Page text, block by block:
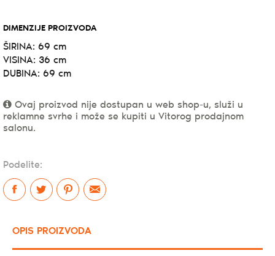
DIMENZIJE PROIZVODA
ŠIRINA: 69 cm
VISINA: 36 cm
DUBINA: 69 cm
Ovaj proizvod nije dostupan u web shop-u, služi u
reklamne svrhe i može se kupiti u Vitorog prodajnom
salonu.
Podelite:
OPIS PROIZVODA